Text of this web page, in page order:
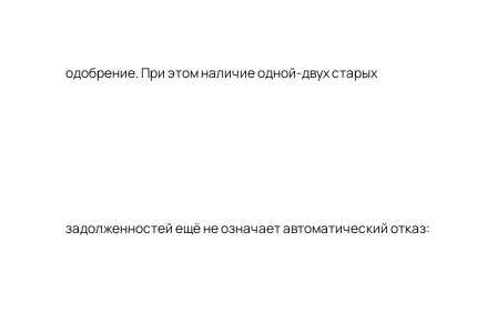
одобрение. При этом наличие одной-двух старых
задолженностей ещё не означает автоматический отказ: